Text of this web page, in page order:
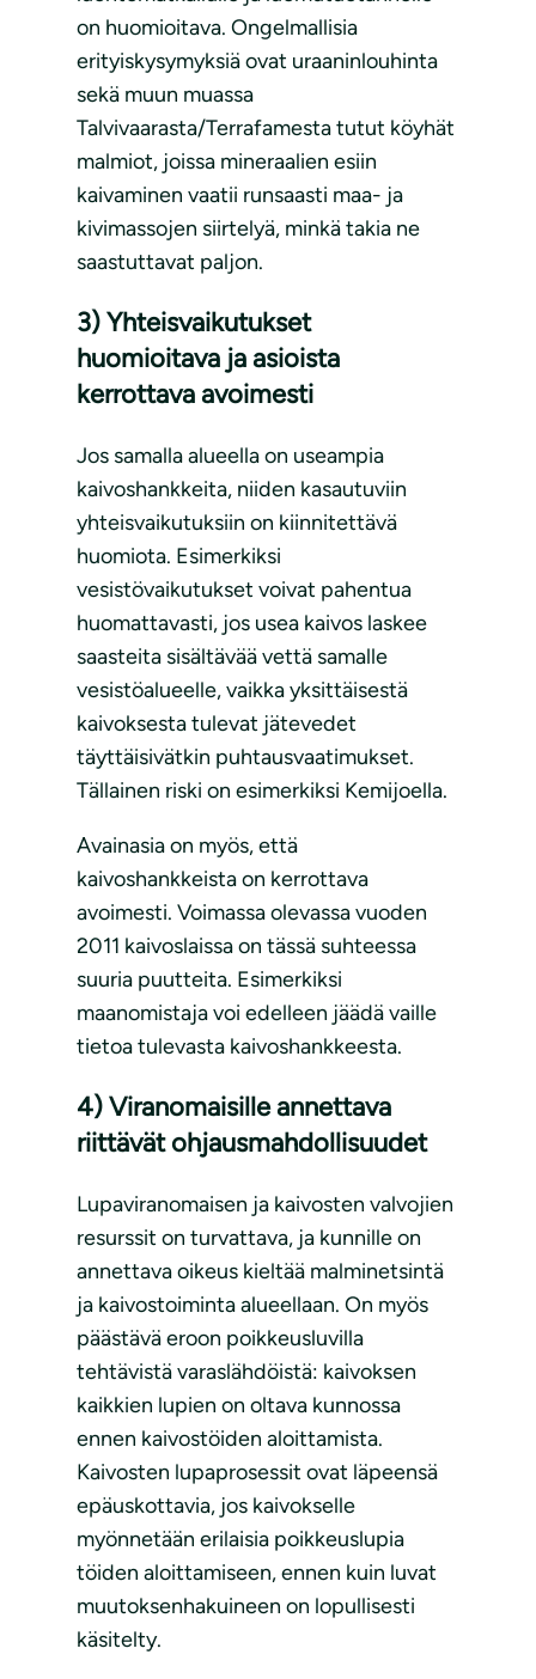
on huomioitava. Ongelmallisia
erityiskysymyksiä ovat uraaninlouhinta
sekä muun muassa
Talvivaarasta/Terrafamesta tutut köyhät
malmiot, joissa mineraalien esiin
kaivaminen vaatii runsaasti maa- ja
kivimassojen siirtelyä, minkä takia ne
saastuttavat paljon.
3) Yhteisvaikutukset
huomioitava ja asioista
kerrottava avoimesti
Jos samalla alueella on useampia
kaivoshankkeita, niiden kasautuviin
yhteisvaikutuksiin on kiinnitettävä
huomiota. Esimerkiksi
vesistövaikutukset voivat pahentua
huomattavasti, jos usea kaivos laskee
saasteita sisältävää vettä samalle
vesistöalueelle, vaikka yksittäisestä
kaivoksesta tulevat jätevedet
täyttäisivätkin puhtausvaatimukset.
Tällainen riski on esimerkiksi Kemijoella.
Avainasia on myös, että
kaivoshankkeista on kerrottava
avoimesti. Voimassa olevassa vuoden
2011 kaivoslaissa on tässä suhteessa
suuria puutteita. Esimerkiksi
maanomistaja voi edelleen jäädä vaille
tietoa tulevasta kaivoshankkeesta.
4) Viranomaisille annettava
riittävät ohjausmahdollisuudet
Lupaviranomaisen ja kaivosten valvojien
resurssit on turvattava, ja kunnille on
annettava oikeus kieltää malminetsintä
ja kaivostoiminta alueellaan. On myös
päästävä eroon poikkeusluvilla
tehtävistä varaslähdöistä: kaivoksen
kaikkien lupien on oltava kunnossa
ennen kaivostöiden aloittamista.
Kaivosten lupaprosessit ovat läpeensä
epäuskottavia, jos kaivokselle
myönnetään erilaisia poikkeuslupia
töiden aloittamiseen, ennen kuin luvat
muutoksenhakuineen on lopullisesti
käsitelty.